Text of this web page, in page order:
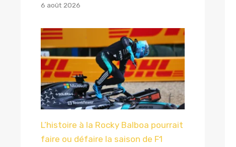
6 août 2026
L’histoire à la Rocky Balboa pourrait
faire ou défaire la saison de F1